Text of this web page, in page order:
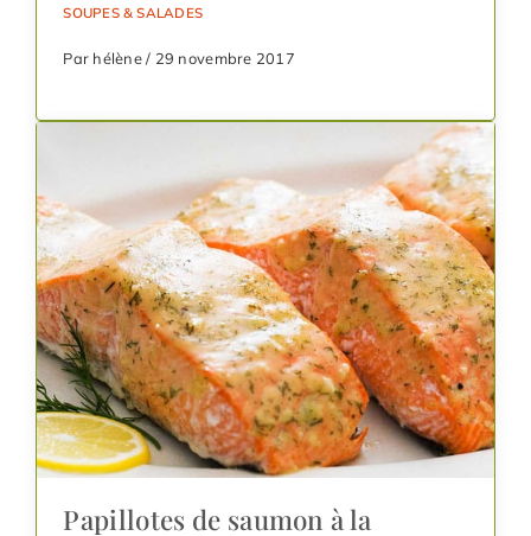
SOUPES & SALADES
Par hélène / 29 novembre 2017
Papillotes de saumon à la